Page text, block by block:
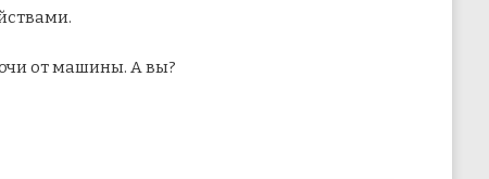
от машины. А вы?